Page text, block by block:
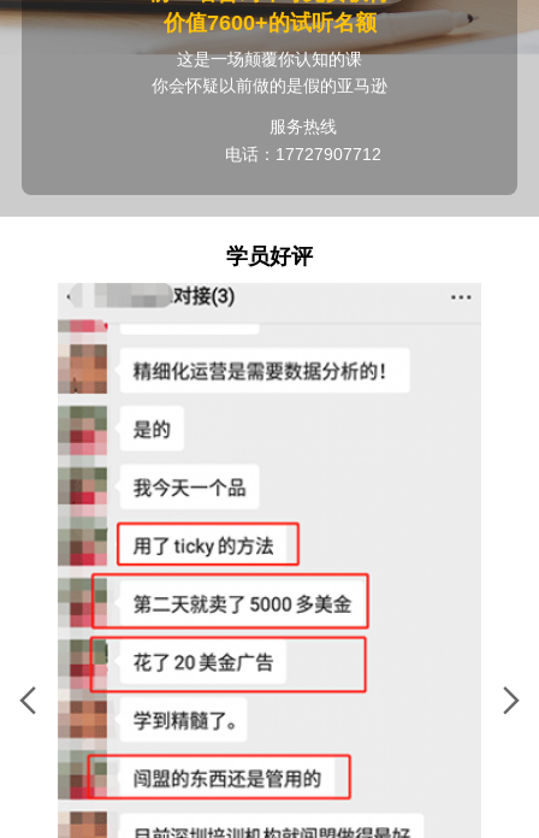
价值7600+的试听名额
这是一场颠覆你认知的课
你会怀疑以前做的是假的亚马逊
服务热线
电话：17727907712
学员好评